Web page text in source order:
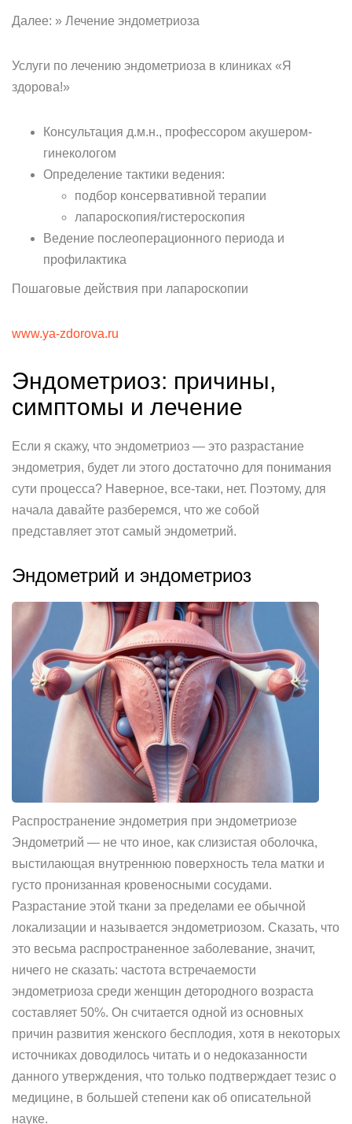
Далее: » Лечение эндометриоза
Услуги по лечению эндометриоза в клиниках «Я
здорова!»
Консультация д.м.н., профессором акушером-
гинекологом
Определение тактики ведения:
подбор консервативной терапии
лапароскопия/гистероскопия
Ведение послеоперационного периода и
профилактика
Пошаговые действия при лапароскопии
www.ya-zdorova.ru
Эндометриоз: причины,
симптомы и лечение
Если я скажу, что эндометриоз — это разрастание
эндометрия, будет ли этого достаточно для понимания
сути процесса? Наверное, все-таки, нет. Поэтому, для
начала давайте разберемся, что же собой
представляет этот самый эндометрий.
Эндометрий и эндометриоз
Распространение эндометрия при эндометриозе
Эндометрий — не что иное, как слизистая оболочка,
выстилающая внутреннюю поверхность тела матки и
густо пронизанная кровеносными сосудами.
Разрастание этой ткани за пределами ее обычной
локализации и называется эндометриозом. Сказать, что
это весьма распространенное заболевание, значит,
ничего не сказать: частота встречаемости
эндометриоза среди женщин детородного возраста
составляет 50%. Он считается одной из основных
причин развития женского бесплодия, хотя в некоторых
источниках доводилось читать и о недоказанности
данного утверждения, что только подтверждает тезис о
медицине, в большей степени как об описательной
науке.